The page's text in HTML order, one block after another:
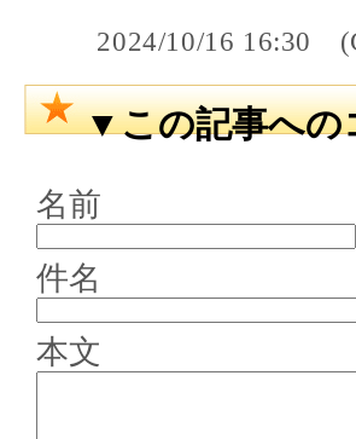
2024/10/16 16:30
▼この記事への
名前
件名
本文